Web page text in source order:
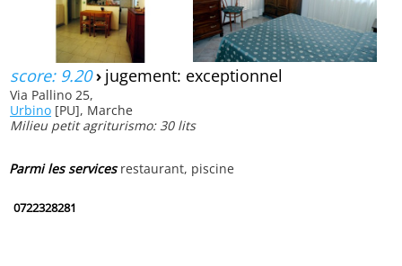
score: 9.20› jugement: exceptionnel
Via Pallino 25,
Urbino [PU], Marche
Milieu petit agriturismo: 30 lits
Parmi les servicesrestaurant, piscine
0722328281